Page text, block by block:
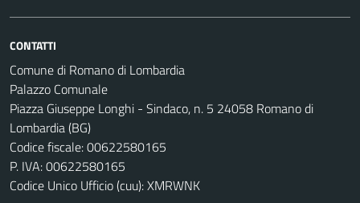
CONTATTI
Comune di Romano di Lombardia
Palazzo Comunale
Piazza Giuseppe Longhi - Sindaco, n. 5 24058 Romano di
Lombardia (BG)
Codice fiscale: 00622580165
P. IVA: 00622580165
Codice Unico Ufficio (cuu): XMRWNK